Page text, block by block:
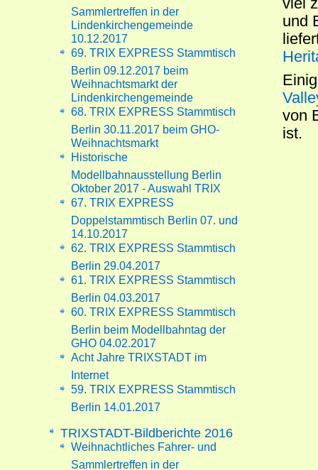
und
von
ist.
Sammlertreffen in der
Lindenkirchengemeinde
10.12.2017
69. TRIX EXPRESS Stammtisch
Berlin 09.12.2017 beim
Weihnachtsmarkt der
Lindenkirchengemeinde
68. TRIX EXPRESS Stammtisch
Berlin 30.11.2017 beim GHO-
Weihnachtsmarkt
Historische
Modellbahnausstellung Berlin
Oktober 2017 - Auswahl TRIX
67. TRIX EXPRESS
Doppelstammtisch Berlin 07. und
14.10.2017
62. TRIX EXPRESS Stammtisch
Berlin 29.04.2017
61. TRIX EXPRESS Stammtisch
Berlin 04.03.2017
60. TRIX EXPRESS Stammtisch
Berlin beim Modellbahntag der
GHO 04.02.2017
Acht Jahre TRIXSTADT im
Internet
59. TRIX EXPRESS Stammtisch
Berlin 14.01.2017
TRIXSTADT-Bildberichte 2016
Weihnachtliches Fahrer- und
Sammlertreffen in der